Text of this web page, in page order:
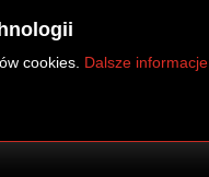
cookies. Dalsze informacje